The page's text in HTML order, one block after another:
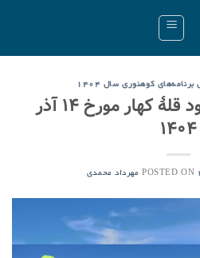
کوهنوری سال ۱۴۰۴
گزارش برنامۀ صعود قلۀ کهار مورخ ۱۴ آذر
۱۴۰۴
POSTED ON مهرداد محمدی